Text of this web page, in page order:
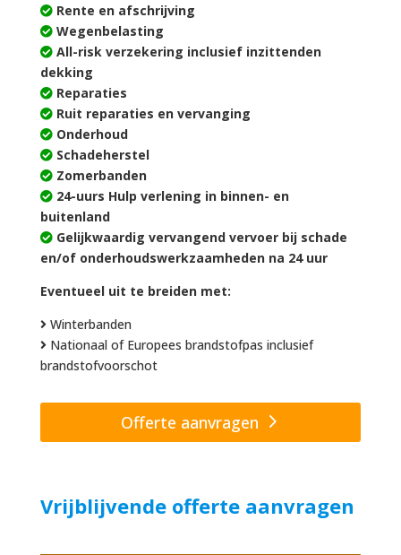
Rente en afschrijving
Wegenbelasting
All-risk verzekering inclusief inzittenden
dekking
Reparaties
Ruit reparaties en vervanging
Onderhoud
Schadeherstel
Zomerbanden
24-uurs Hulp verlening in binnen- en
buitenland
Gelijkwaardig vervangend vervoer bij schade
en/of onderhoudswerkzaamheden na 24 uur
Eventueel uit te breiden met:
Winterbanden
Nationaal of Europees brandstofpas inclusief
brandstofvoorschot
Offerte aanvragen
Vrijblijvende offerte aanvragen